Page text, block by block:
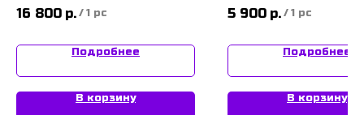
16 800 р./1 pc
Подробнее
В корзину
5 900 р./1 pc
Подробнее
В корзину